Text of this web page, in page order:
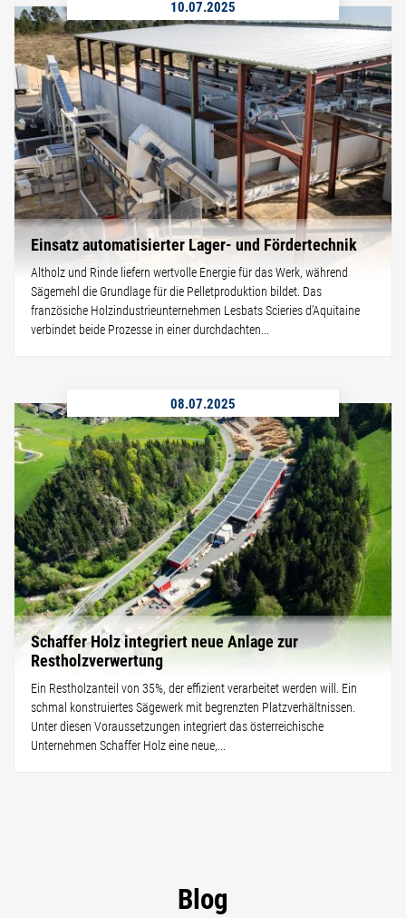
10.07.2025
Einsatz automatisierter Lager- und Fördertechnik
Altholz und Rinde liefern wertvolle Energie für das Werk, während
Sägemehl die Grundlage für die Pelletproduktion bildet. Das
französiche Holzindustrieunternehmen Lesbats Scieries d’Aquitaine
verbindet beide Prozesse in einer durchdachten...
08.07.2025
Schaffer Holz integriert neue Anlage zur
Restholzverwertung
Ein Restholzanteil von 35%, der effizient verarbeitet werden will. Ein
schmal konstruiertes Sägewerk mit begrenzten Platzverhältnissen.
Unter diesen Voraussetzungen integriert das österreichische
Unternehmen Schaffer Holz eine neue,...
Blog